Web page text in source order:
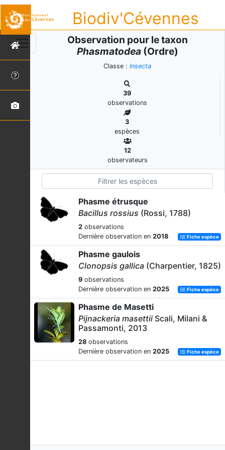
Biodiv'Cévennes
Observation pour le taxon
Phasmatodea(Ordre)
Classe : Insecta
39
observations
3
espèces
12
observateurs
Phasme étrusque
Bacillus rossius (Rossi, 1788)
2 observations
Dernière observation en 2018 Fiche espèce
Phasme gaulois
Clonopsis gallica (Charpentier, 1825)
9 observations
Dernière observation en 2025 Fiche espèce
Phasme de Masetti
Pijnackeria masettii Scali, Milani &
Passamonti, 2013
28 observations
Dernière observation en 2025 Fiche espèce